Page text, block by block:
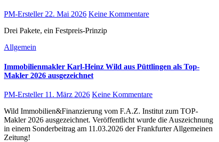
PM-Ersteller 22. Mai 2026 Keine Kommentare
Drei Pakete, ein Festpreis-Prinzip
Allgemein
Immobilienmakler Karl-Heinz Wild aus Püttlingen als Top-
Makler 2026 ausgezeichnet
PM-Ersteller 11. März 2026 Keine Kommentare
Wild Immobilien&Finanzierung vom F.A.Z. Institut zum TOP-
Makler 2026 ausgezeichnet. Veröffentlicht wurde die Auszeichnung
in einem Sonderbeitrag am 11.03.2026 der Frankfurter Allgemeinen
Zeitung!